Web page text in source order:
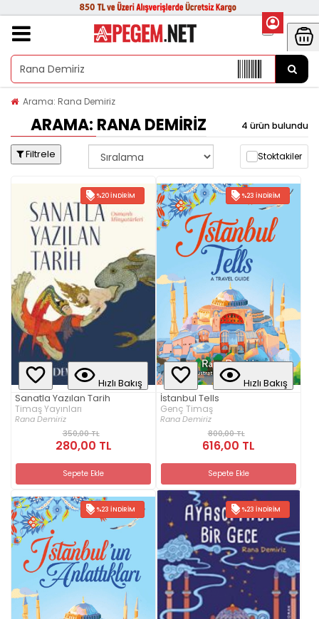
Arama: Rana Demiriz
ARAMA: RANA DEMIRIZ 4 ürün bulundu
Filtrele Stoktakiler
%20 İNDIRIM
Hızlı Bakış
Sanatla Yazılan Tarih
Timaş Yayınları
Rana Demiriz
350,00 TL
280,00 TL
Sepete Ekle
%23 İNDIRIM
Hızlı Bakış
İstanbul Tells
Genç Timaş
Rana Demiriz
800,00 TL
616,00 TL
Sepete Ekle
%23 İNDIRIM %23 İNDIRIM